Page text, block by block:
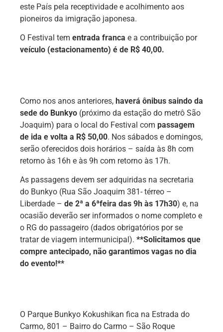
este País pela receptividade e acolhimento aos
pioneiros da imigração japonesa.
O Festival tem entrada franca e a contribuição por
veículo (estacionamento) é de R$ 40,00.
Como nos anos anteriores, haverá ônibus saindo da
sede do Bunkyo (próximo da estação do metrô São
Joaquim) para o local do Festival com passagem
de ida e volta a R$ 50,00. Nos sábados e domingos,
serão oferecidos dois horários – saída às 8h com
retorno às 16h e às 9h com retorno às 17h.
As passagens devem ser adquiridas na secretaria
do Bunkyo (Rua São Joaquim 381- térreo –
Liberdade – de 2ª a 6ªfeira das 9h às 17h30) e, na
ocasião deverão ser informados o nome completo e
o RG do passageiro (dados obrigatórios por se
tratar de viagem intermunicipal). **Solicitamos que
compre antecipado, não garantimos vagas no dia
do evento!**
O Parque Bunkyo Kokushikan fica na Estrada do
Carmo, 801 – Bairro do Carmo – São Roque